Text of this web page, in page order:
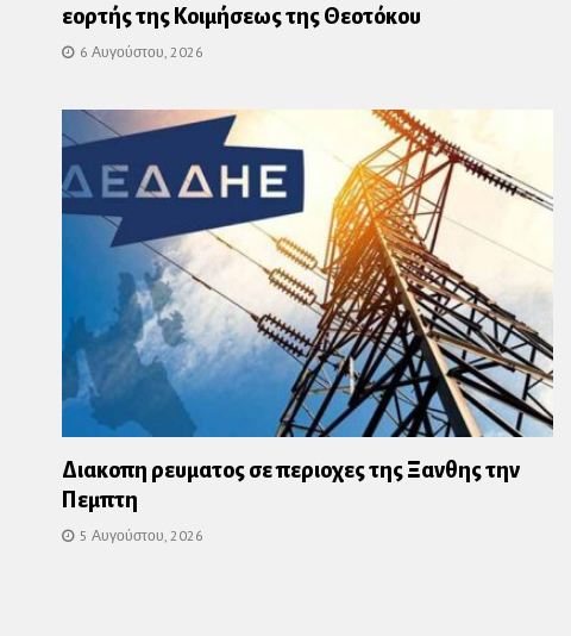
εορτής της Κοιμήσεως της Θεοτόκου
6 Αυγούστου, 2026
Διακοπη ρευματος σε περιοχες της Ξανθης την
Πεμπτη
5 Αυγούστου, 2026